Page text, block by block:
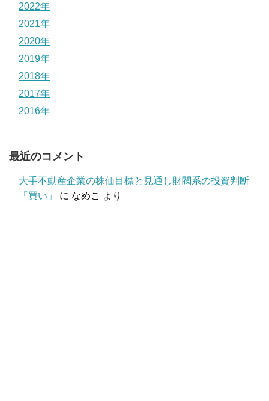
2022年
2021年
2020年
2019年
2018年
2017年
2016年
最近のコメント
大手不動産企業の株価目標と見通し財閥系の投資判断
「買い」
に なめこ より